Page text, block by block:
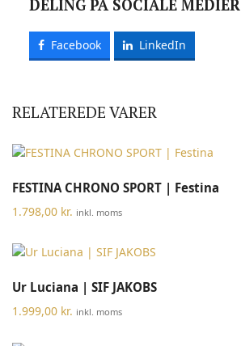
DELING PÅ SOCIALE MEDIER
Facebook LinkedIn
RELATEREDE VARER
FESTINA CHRONO SPORT | Festina
1.798,00 kr. inkl. moms
Ur Luciana | SIF JAKOBS
1.999,00 kr. inkl. moms